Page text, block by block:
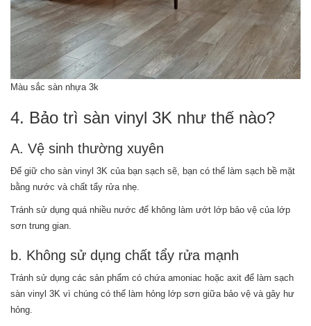
Màu sắc sàn nhựa 3k
4. Bảo trì sàn vinyl 3K như thế nào?
A. Vệ sinh thường xuyên
Để giữ cho sàn vinyl 3K của bạn sạch sẽ, bạn có thể làm sạch bề mặt
bằng nước và chất tẩy rửa nhẹ.
Tránh sử dụng quá nhiều nước để không làm ướt lớp bảo vệ của lớp
sơn trung gian.
b. Không sử dụng chất tẩy rửa mạnh
Tránh sử dụng các sản phẩm có chứa amoniac hoặc axit để làm sạch
sàn vinyl 3K vì chúng có thể làm hỏng lớp sơn giữa bảo vệ và gây hư
hỏng.